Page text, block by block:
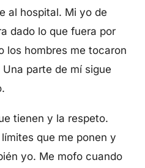
al hospital. Mi yo de
dado lo que fuera por
los hombres me tocaron
parte de mí sigue
tienen y la respeto.
que me ponen y
yo. Me mofo cuando